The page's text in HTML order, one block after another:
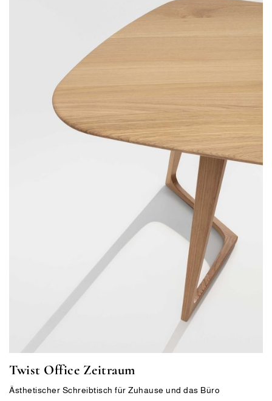
Twist Office Zeitraum
Ästhetischer Schreibtisch für Zuhause und das Büro